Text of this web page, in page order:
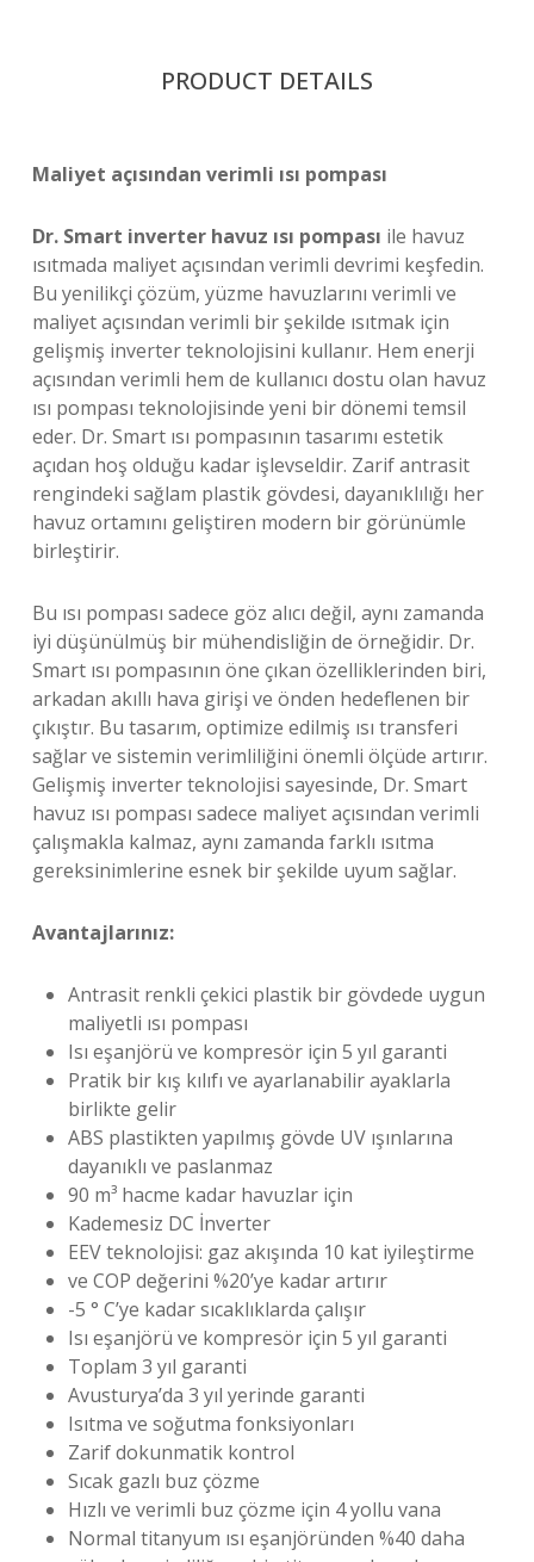
PRODUCT DETAILS
Maliyet açısından verimli ısı pompası
Dr. Smart inverter havuz ısı pompası ile havuz
ısıtmada maliyet açısından verimli devrimi keşfedin.
Bu yenilikçi çözüm, yüzme havuzlarını verimli ve
maliyet açısından verimli bir şekilde ısıtmak için
gelişmiş inverter teknolojisini kullanır. Hem enerji
açısından verimli hem de kullanıcı dostu olan havuz
ısı pompası teknolojisinde yeni bir dönemi temsil
eder. Dr. Smart ısı pompasının tasarımı estetik
açıdan hoş olduğu kadar işlevseldir. Zarif antrasit
rengindeki sağlam plastik gövdesi, dayanıklılığı her
havuz ortamını geliştiren modern bir görünümle
birleştirir.
Bu ısı pompası sadece göz alıcı değil, aynı zamanda
iyi düşünülmüş bir mühendisliğin de örneğidir. Dr.
Smart ısı pompasının öne çıkan özelliklerinden biri,
arkadan akıllı hava girişi ve önden hedeflenen bir
çıkıştır. Bu tasarım, optimize edilmiş ısı transferi
sağlar ve sistemin verimliliğini önemli ölçüde artırır.
Gelişmiş inverter teknolojisi sayesinde, Dr. Smart
havuz ısı pompası sadece maliyet açısından verimli
çalışmakla kalmaz, aynı zamanda farklı ısıtma
gereksinimlerine esnek bir şekilde uyum sağlar.
Avantajlarınız:
Antrasit renkli çekici plastik bir gövdede uygun
maliyetli ısı pompası
Isı eşanjörü ve kompresör için 5 yıl garanti
Pratik bir kış kılıfı ve ayarlanabilir ayaklarla
birlikte gelir
ABS plastikten yapılmış gövde UV ışınlarına
dayanıklı ve paslanmaz
90 m³ hacme kadar havuzlar için
Kademesiz DC İnverter
EEV teknolojisi: gaz akışında 10 kat iyileştirme
ve COP değerini %20’ye kadar artırır
-5 ° C’ye kadar sıcaklıklarda çalışır
Isı eşanjörü ve kompresör için 5 yıl garanti
Toplam 3 yıl garanti
Avusturya’da 3 yıl yerinde garanti
Isıtma ve soğutma fonksiyonları
Zarif dokunmatik kontrol
Sıcak gazlı buz çözme
Hızlı ve verimli buz çözme için 4 yollu vana
Normal titanyum ısı eşanjöründen %40 daha